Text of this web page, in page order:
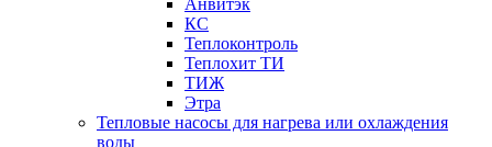
Анвитэк
КС
Теплоконтроль
Теплохит ТИ
ТИЖ
Этра
Тепловые насосы для нагрева или охлаждения
воды